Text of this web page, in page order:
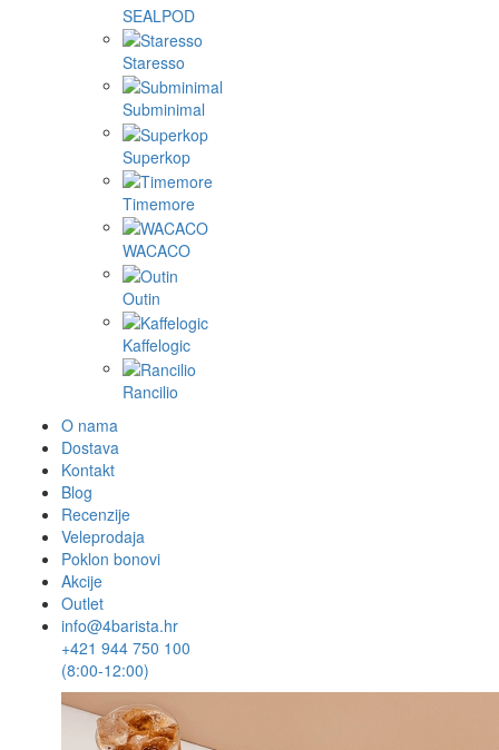
SEALPOD
Staresso
Subminimal
Superkop
Timemore
WACACO
Outin
Kaffelogic
Rancilio
O nama
Dostava
Kontakt
Blog
Recenzije
Veleprodaja
Poklon bonovi
Akcije
Outlet
info@4barista.hr
+421 944 750 100
(8:00-12:00)